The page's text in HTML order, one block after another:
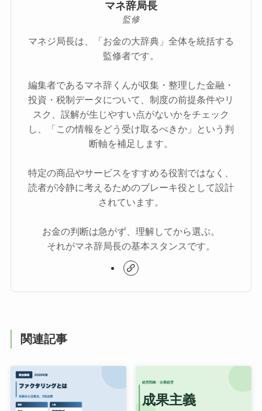
マネ辞局長
監修
マネジ局長は、「お金の大辞典」全体を統括する
監修者です。
編集者であるマネ辞くんが収集・整理した金融・
投資・税制データについて、制度の前提条件やリ
スク、誤解が生じやすい点がないかをチェック
し、「この情報をどう受け取るべきか」という判
断軸を補足します。
特定の商品やサービスをすすめる役割ではなく、
読者が冷静に考えるためのブレーキ役として設計
されています。
お金の判断は急がず、理解してから選ぶ。
それがマネ辞局長の基本スタンスです。
関連記事